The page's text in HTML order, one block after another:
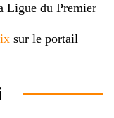
Ligue du Premier
sur le portail